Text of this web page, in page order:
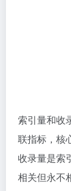
索引量和收
联指标，核
收录量是索
相关但永不